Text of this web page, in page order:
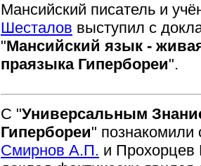
Мансийский писатель и
Шесталов выступил с
"Мансийский язык -
праязыка Гипербореи".
С "Универсальным
Гипербореи" познакомили
Смирнов А.П. и